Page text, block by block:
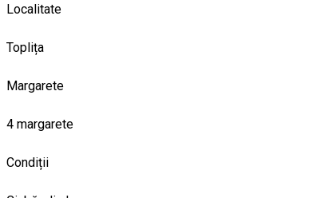
Localitate
Toplița
Margarete
4 margarete
Condiții